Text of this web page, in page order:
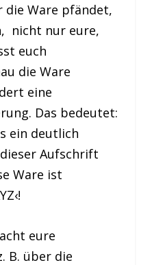
die Ware pfändet,
nicht nur eure,
euch
die Ware
eine
Das bedeutet:
ein deutlich
Aufschrift
Ware ist
eure
B. über die